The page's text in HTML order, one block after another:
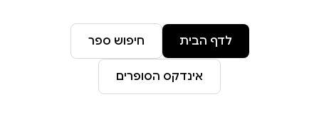
לדף הבית חיפוש ספר
אינדקס הסופרים